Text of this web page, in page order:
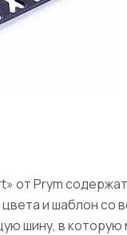
от Prym
и шаблон
шину, в